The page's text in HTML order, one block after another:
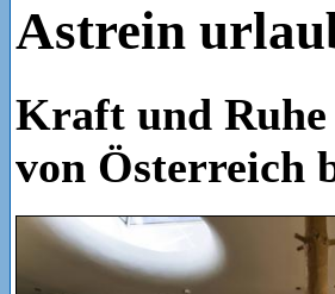
Astrein
Kraft und Ruhe
von Österreich